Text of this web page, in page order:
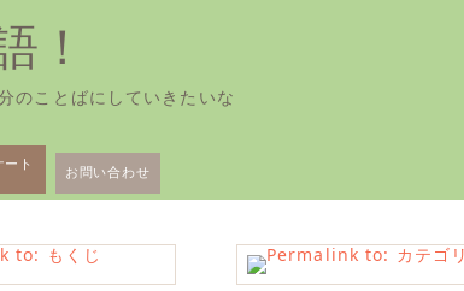
！
ことばにしていきたいな
ト お問い合わせ